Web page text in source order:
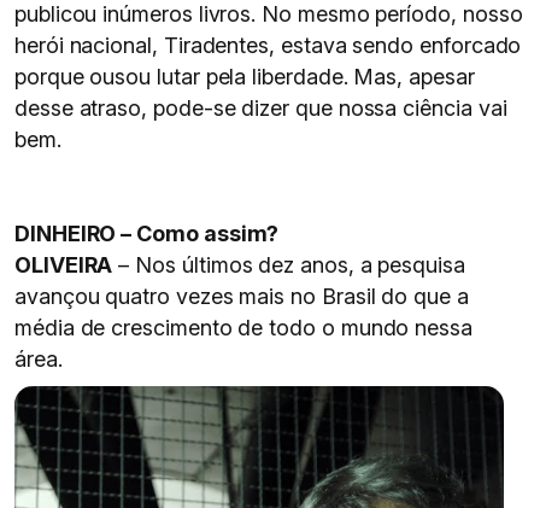
publicou inúmeros livros. No mesmo período, nosso
herói nacional, Tiradentes, estava sendo enforcado
porque ousou lutar pela liberdade. Mas, apesar
desse atraso, pode-se dizer que nossa ciência vai
bem.
DINHEIRO – Como assim?
OLIVEIRA – Nos últimos dez anos, a pesquisa
avançou quatro vezes mais no Brasil do que a
média de crescimento de todo o mundo nessa
área.